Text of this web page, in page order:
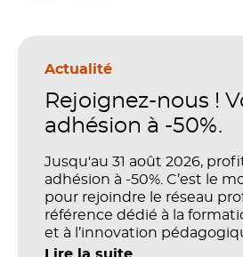
Actualité
Rejoignez-nous !
adhésion à -50%.
Jusqu'au 31 août 2026,
adhésion à -50%. C’est le
pour rejoindre le réseau
référence dédié à la
et à l’innovation
Lire la suite